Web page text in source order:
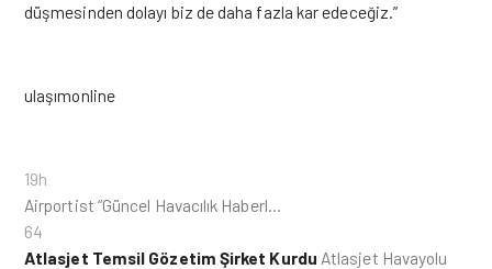
düşmesinden dolayı biz de daha fazla kar edeceğiz.”
ulaşımonline
19h
Airportist “Güncel Havacılık Haberl…
64
Atlasjet Temsil Gözetim Şirket Kurdu Atlasjet Havayolu